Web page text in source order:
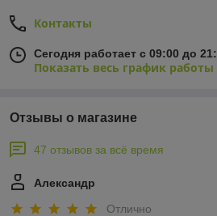
Контакты
Сегодня работает с 09:00 до
Показать весь график работы
Отзывы о магазине
47 отзывов за всё время
Александр
Отлично